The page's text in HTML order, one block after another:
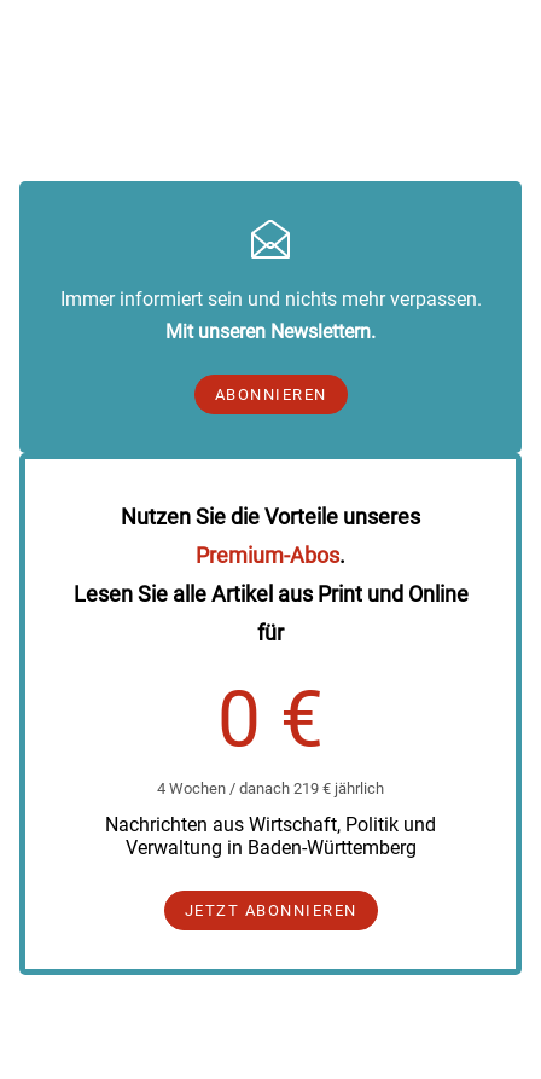
Immer informiert sein und nichts mehr verpassen.
Mit unseren Newslettern.
ABONNIEREN
Nutzen Sie die Vorteile unseres
Premium-Abos.
Lesen Sie alle Artikel aus Print und Online
für
0 €
4 Wochen / danach 219 € jährlich
Nachrichten aus Wirtschaft, Politik und
Verwaltung in Baden-Württemberg
JETZT ABONNIEREN